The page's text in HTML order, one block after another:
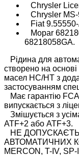
Chrysler
Chrysler MS-
Fiat
Mopar
68218058GA.
Рідина для
створено на основі
масел HC/HT з
застосуванням
Має гарантію
випускається з
Змішується з
ATF+2 або ATF+3.
НЕ
АВТОМАТИЧНИХ
MERCON, T-IV, SP-